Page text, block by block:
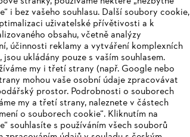
Společnost
O nás
Stáhnout katalog
Oznamovací systém STIHL
i bez vašeho souhlasu. Další soubory cookie,
uživatelské přívětivosti a k
obsahu, včetně analýzy
účinnosti reklamy a vytváření komplexních
ukládány pouze s vaším souhlasem.
my i třetí strany (např. Google nebo
mohou vaše osobní údaje zpracovávat
prostor. Podrobnosti o souborech
my a třetí strany, naleznete v částech
o souborech cookie“. Kliknutím na
souhlasíte s používáním všech souborů